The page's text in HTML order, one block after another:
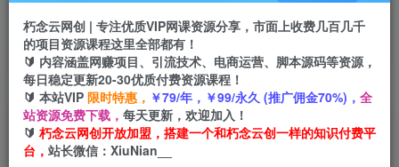
四导航 导航
APP下载
GO
首页 创业课程 会员免费 正文
男粉变现日产500+实操课程，男粉暴利转化项
目，私域变现，手动和全自动成交
朽念云网创 | 专注优质VIP网课资源分享，市面上收费几百几千
的项目资源课程这里全部都有！
🔰 内容涵盖网赚项目、引流技术、电商运营、脚本源码等资源，
每日稳定更新20-30优质付费资源课程！
🔰 本站VIP 限时特惠， ￥79/年，￥99/永久 (推广佣金70%)， 全
站资源免费下载， 每天更新，欢迎加入！
🔰 朽念云网创开放加盟，搭建一个和朽念云创一样的知识付费平
台， 站长微信：XiuNian__